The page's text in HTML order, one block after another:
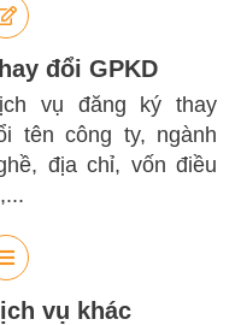
đổi GPKD
vụ đăng ký thay
tên công ty, ngành
địa chỉ, vốn điều
vụ khác